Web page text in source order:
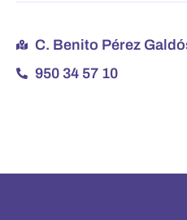
C. Benito Pérez
950 34 57 10